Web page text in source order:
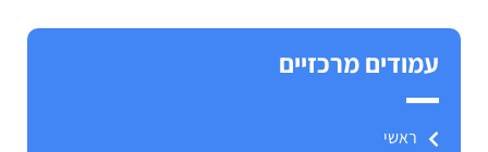
עמודים מרכזיים
ראשי